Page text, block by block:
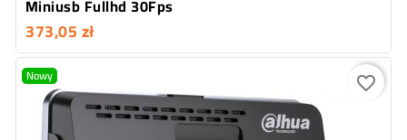
Miniusb Fullhd 30Fps
373,05 zł
Nowy favorite_border